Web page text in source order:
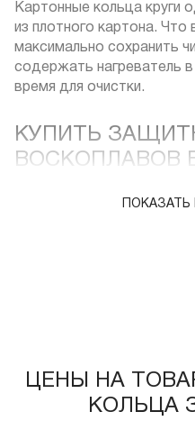
Картонные кольца круги
из плотного картона.
максимально сохранить
содержать нагреватель
время для очистки.
КУПИТЬ
ВОСКОПЛАВОВ
Онлайн-магазин French
ЦЕНЫ НА
КОЛЬЦА